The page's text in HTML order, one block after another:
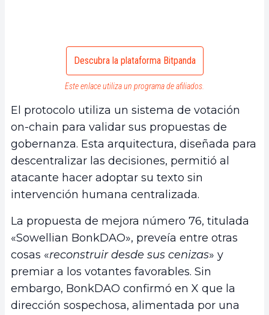
Descubra la plataforma Bitpanda
Este enlace utiliza un programa de afiliados.
El protocolo utiliza un sistema de votación
on-chain para validar sus propuestas de
gobernanza. Esta arquitectura, diseñada para
descentralizar las decisiones, permitió al
atacante hacer adoptar su texto sin
intervención humana centralizada.
La propuesta de mejora número 76, titulada
«Sowellian BonkDAO», preveía entre otras
cosas «reconstruir desde sus cenizas» y
premiar a los votantes favorables. Sin
embargo, BonkDAO confirmó en X que la
dirección sospechosa, alimentada por una